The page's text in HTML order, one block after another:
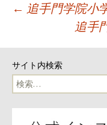
投
ナ
ビ
← 追手門学院
追
サイト内検索
検
索: